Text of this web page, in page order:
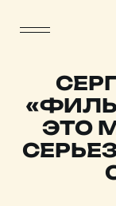
ЭТО